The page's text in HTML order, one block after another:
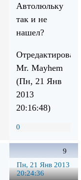
Автолюльку
так и не
нашел?
Mr. Mayhem
(Пн, 21 Янв
2013
20:16:48)
0
9
Пн, 21 Янв 2013
20:24:36